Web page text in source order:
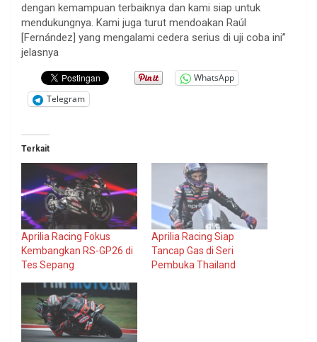
dengan kemampuan terbaiknya dan kami siap untuk
mendukungnya. Kami juga turut mendoakan Raúl
[Fernández] yang mengalami cedera serius di uji coba ini”
jelasnya
WhatsApp
Telegram
Terkait
Aprilia Racing Fokus
Kembangkan RS-GP26 di
Tes Sepang
Aprilia Racing Siap
Tancap Gas di Seri
Pembuka Thailand